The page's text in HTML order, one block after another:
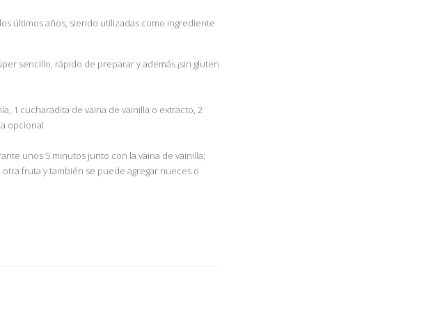
últimos años, siendo utilizadas como ingrediente
sencillo, rápido de preparar y además ¡sin gluten
1 cucharadita de vaina de vainilla o extracto, 2
opcional.
unos 5 minutos junto con la vaina de vainilla;
fruta y también se puede agregar nueces o